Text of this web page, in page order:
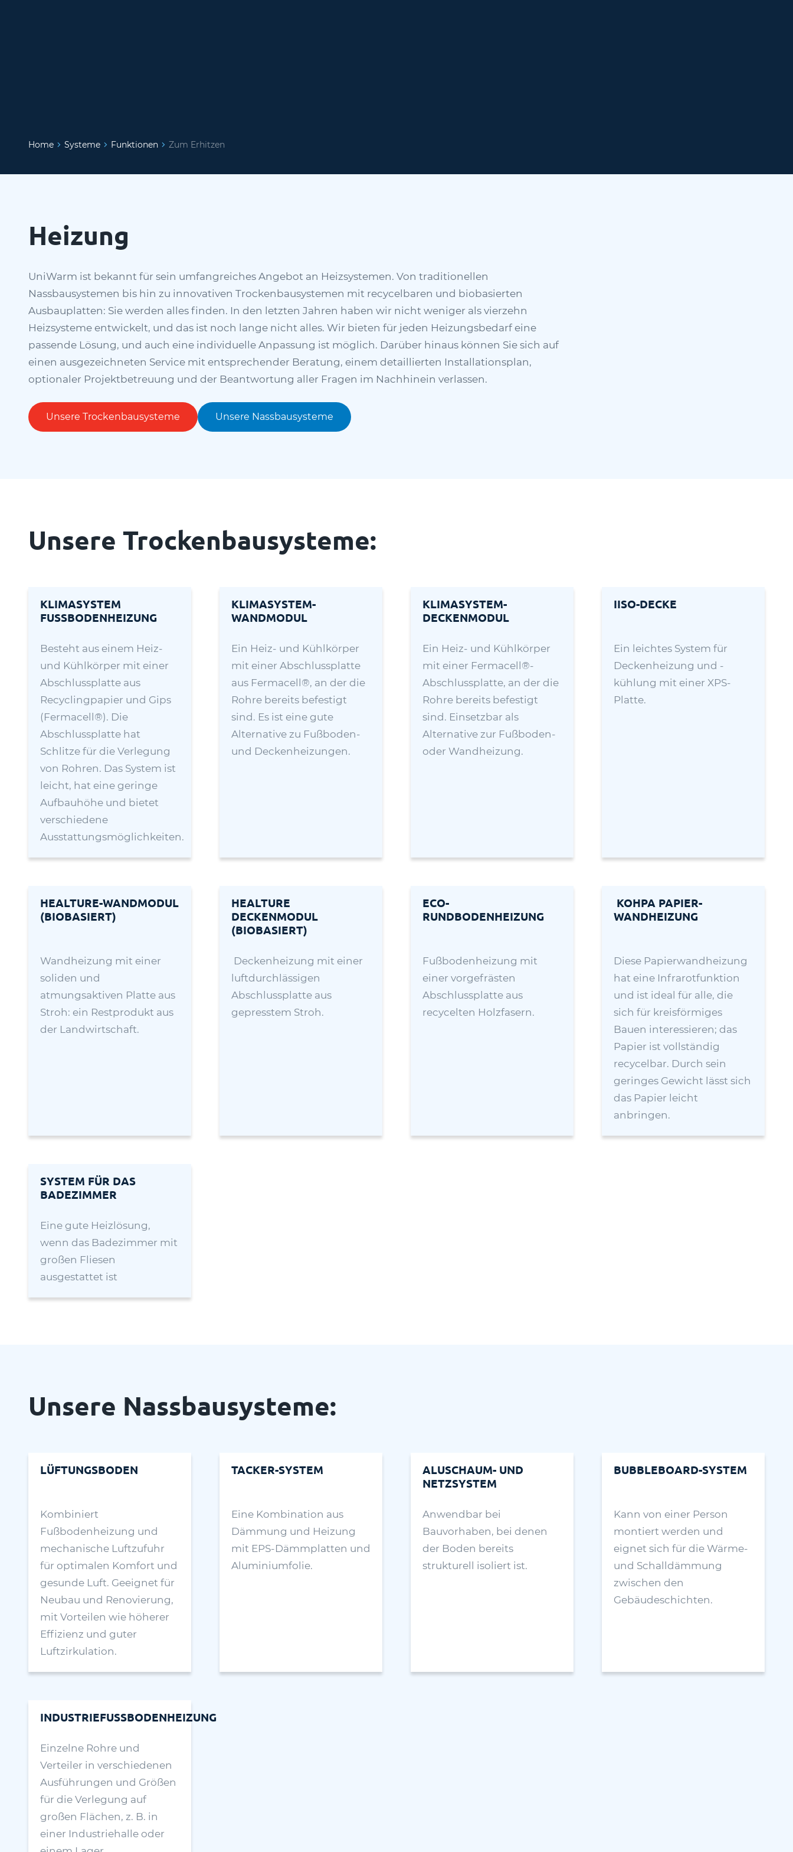
Home Systeme Funktionen Zum Erhitzen
Heizung
UniWarm ist bekannt für sein umfangreiches Angebot an Heizsystemen. Von traditionellen
Nassbausystemen bis hin zu innovativen Trockenbausystemen mit recycelbaren und biobasierten
Ausbauplatten: Sie werden alles finden. In den letzten Jahren haben wir nicht weniger als vierzehn
Heizsysteme entwickelt, und das ist noch lange nicht alles. Wir bieten für jeden Heizungsbedarf eine
passende Lösung, und auch eine individuelle Anpassung ist möglich. Darüber hinaus können Sie sich auf
einen ausgezeichneten Service mit entsprechender Beratung, einem detaillierten Installationsplan,
optionaler Projektbetreuung und der Beantwortung aller Fragen im Nachhinein verlassen.
Unsere Trockenbausysteme Unsere Nassbausysteme
Unsere Trockenbausysteme:
KLIMASYSTEM
FUSSBODENHEIZUNG
Besteht aus einem Heiz-
und Kühlkörper mit einer
Abschlussplatte aus
Recyclingpapier und Gips
(Fermacell®). Die
Abschlussplatte hat
Schlitze für die Verlegung
von Rohren. Das System ist
leicht, hat eine geringe
Aufbauhöhe und bietet
verschiedene
Ausstattungsmöglichkeiten.
KLIMASYSTEM-
WANDMODUL
Ein Heiz- und Kühlkörper
mit einer Abschlussplatte
aus Fermacell®, an der die
Rohre bereits befestigt
sind. Es ist eine gute
Alternative zu Fußboden-
und Deckenheizungen.
KLIMASYSTEM-
DECKENMODUL
Ein Heiz- und Kühlkörper
mit einer Fermacell®-
Abschlussplatte, an der die
Rohre bereits befestigt
sind. Einsetzbar als
Alternative zur Fußboden-
oder Wandheizung.
IISO-DECKE
Ein leichtes System für
Deckenheizung und -
kühlung mit einer XPS-
Platte.
HEALTURE-WANDMODUL
(BIOBASIERT)
Wandheizung mit einer
soliden und
atmungsaktiven Platte aus
Stroh: ein Restprodukt aus
der Landwirtschaft.
HEALTURE
DECKENMODUL
(BIOBASIERT)
Deckenheizung mit einer
luftdurchlässigen
Abschlussplatte aus
gepresstem Stroh.
ECO-
RUNDBODENHEIZUNG
Fußbodenheizung mit
einer vorgefrästen
Abschlussplatte aus
recycelten Holzfasern.
KOHPA PAPIER-
WANDHEIZUNG
Diese Papierwandheizung
hat eine Infrarotfunktion
und ist ideal für alle, die
sich für kreisförmiges
Bauen interessieren; das
Papier ist vollständig
recycelbar. Durch sein
geringes Gewicht lässt sich
das Papier leicht
anbringen.
SYSTEM FÜR DAS
BADEZIMMER
Eine gute Heizlösung,
wenn das Badezimmer mit
großen Fliesen
ausgestattet ist
Unsere Nassbausysteme:
LÜFTUNGSBODEN
Kombiniert
Fußbodenheizung und
mechanische Luftzufuhr
für optimalen Komfort und
gesunde Luft. Geeignet für
Neubau und Renovierung,
mit Vorteilen wie höherer
Effizienz und guter
Luftzirkulation.
TACKER-SYSTEM
Eine Kombination aus
Dämmung und Heizung
mit EPS-Dämmplatten und
Aluminiumfolie.
ALUSCHAUM- UND
NETZSYSTEM
Anwendbar bei
Bauvorhaben, bei denen
der Boden bereits
strukturell isoliert ist.
BUBBLEBOARD-SYSTEM
Kann von einer Person
montiert werden und
eignet sich für die Wärme-
und Schalldämmung
zwischen den
Gebäudeschichten.
INDUSTRIEFUSSBODENHEIZUNG
Einzelne Rohre und
Verteiler in verschiedenen
Ausführungen und Größen
für die Verlegung auf
großen Flächen, z. B. in
einer Industriehalle oder